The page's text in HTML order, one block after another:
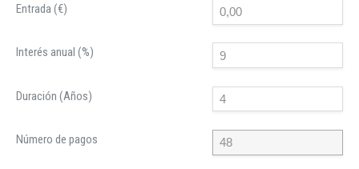
Entrada (€)
Interés anual (%)
Duración (Años)
Número de pagos